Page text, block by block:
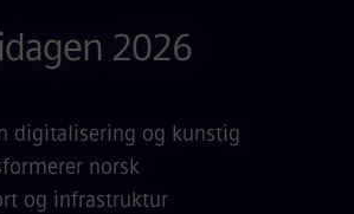
2026
digitalisering og kunstig
norsk
og infrastruktur